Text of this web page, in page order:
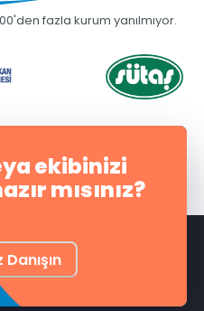
fazla kurum yanılmıyor.
ekibinizi
mısınız?